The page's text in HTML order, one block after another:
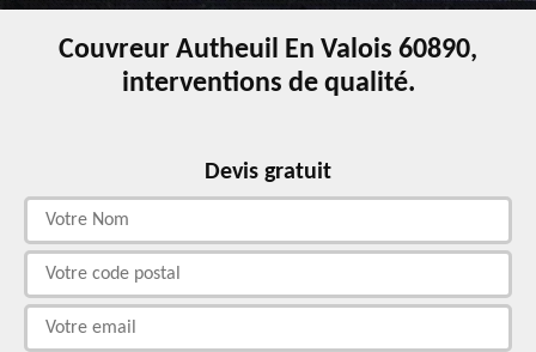
Couvreur Autheuil En Valois 60890,
interventions de qualité.
Devis gratuit